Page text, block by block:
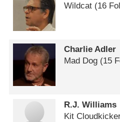
Wildcat (16
Charlie Adler
Mad Dog (15
R.J. Williams
Kit